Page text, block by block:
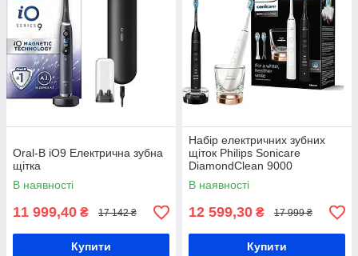
Oral-B iO9 Електрична зубна
щітка
В наявності
11 999,40 ₴ 17 142 ₴
Купити
Набір електричних зубних
щіток Philips Sonicare
DiamondClean 9000
HX9914/61
В наявності
12 599,30 ₴ 17 999 ₴
Купити